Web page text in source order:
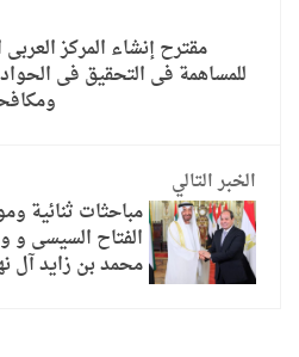
مقترح إنشاء المركز
للمساهمة فى التحقيق فى
الخبر التالي
مباحثات ثنائية
الفتاح السيسى و
محمد بن زايد آل